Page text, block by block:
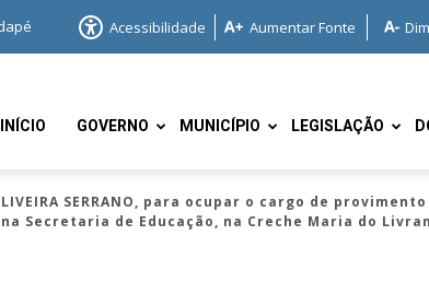
Acessibilidade Aumentar Fonte
INÍCIO GOVERNO MUNICÍPIO LEGISLAÇÃO
SERRANO, para ocupar o cargo de provimento
na Secretaria de Educação, na Creche Maria do